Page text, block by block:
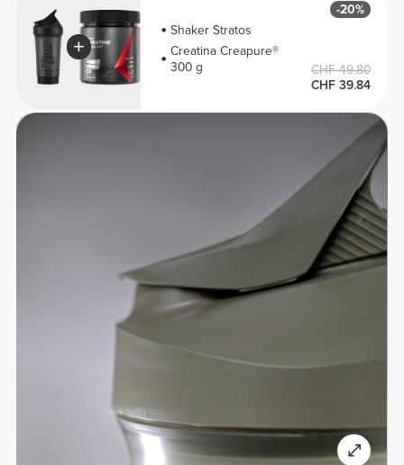
Shaker Stratos
Creatina Creapure®
300 g
-20%
CHF 49.80
CHF 39.84